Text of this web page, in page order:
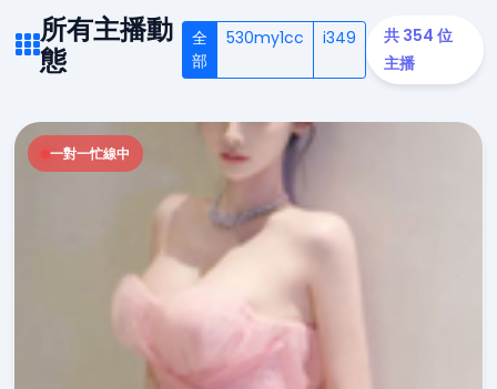
所有主播動
態
全
部
530my1cc i349
共 354 位
主播
一對一忙線中